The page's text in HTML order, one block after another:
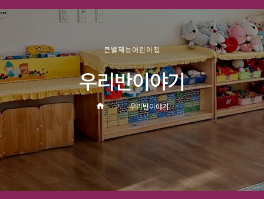
큰별재능어린이집
우리반이야기
우리반이야기